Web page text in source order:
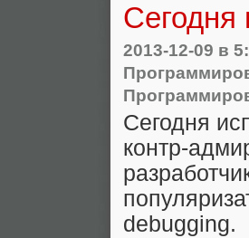
Сегодня
2013-12-09 в
Сегодня
контр-
debugging.